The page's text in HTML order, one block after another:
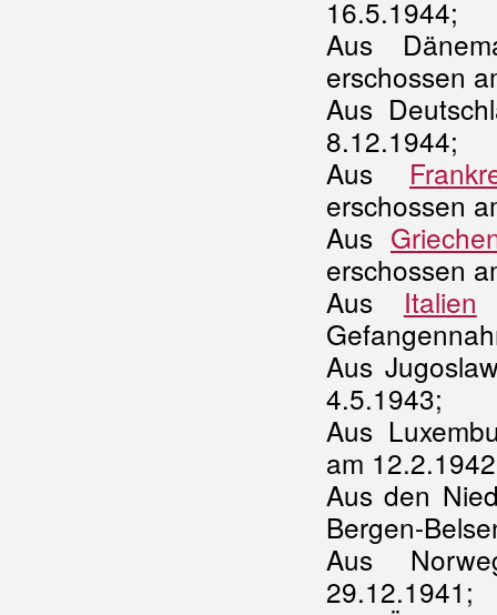
16.5.1944;
Aus
erschossen
Aus
8.12.1944;
Aus
erschossen
Aus
erschossen
Aus Italien
Aus
4.5.1943;
Aus
am
Aus den
Bergen-
Aus
29.12.1941;